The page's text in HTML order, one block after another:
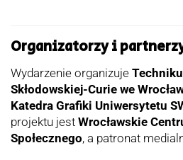
Organizatorzy i
Wydarzenie organizuje
Skłodowskiej-Curie we
Katedra Grafiki Uniwersytetu
projektu jest Wrocławskie
Społecznego, a patronat